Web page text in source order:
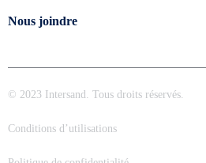
Nous joindre
© 2023 Intersand. Tous droits réservés.
Conditions d’utilisations